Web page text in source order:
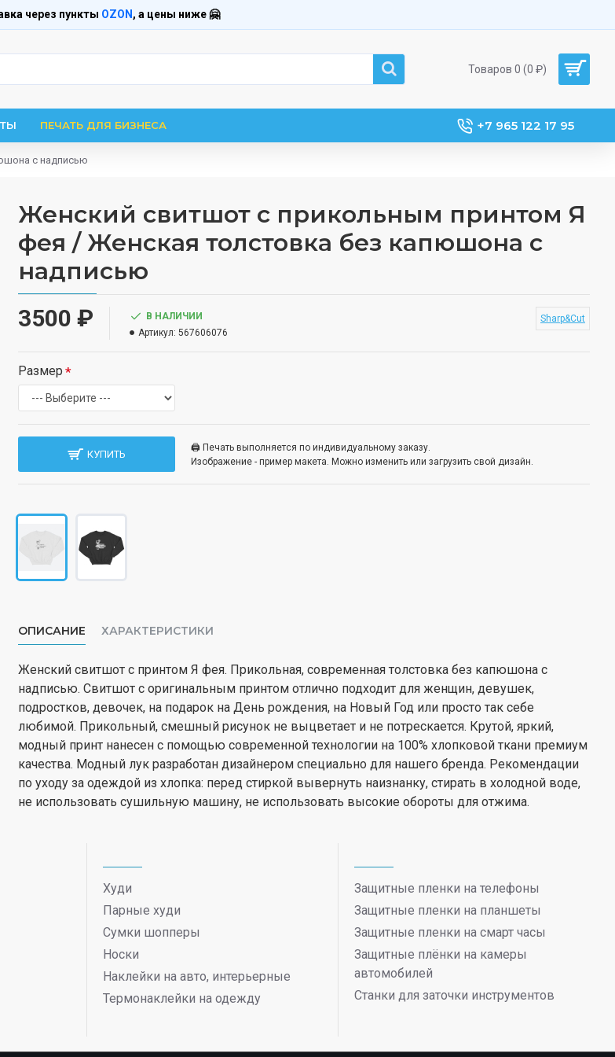
через пункты OZON , а цены ниже 🤗
Товаров 0 (0 ₽)
ПЕЧАТЬ ДЛЯ БИЗНЕСА +7 965 122 17 95
с надписью
Женский свитшот с прикольным принтом Я
фея / Женская толстовка без капюшона с
надписью
3500 ₽
В НАЛИЧИИ
Артикул: 567606076
Sharp&Cut
Размер
КУПИТЬ
🖨️ Печать выполняется по индивидуальному заказу.
Изображение - пример макета. Можно изменить или загрузить свой дизайн.
ОПИСАНИЕ ХАРАКТЕРИСТИКИ
Женский свитшот с принтом Я фея. Прикольная, современная толстовка без капюшона с
надписью. Свитшот с оригинальным принтом отлично подходит для женщин, девушек,
подростков, девочек, на подарок на День рождения, на Новый Год или просто так себе
любимой. Прикольный, смешный рисунок не выцветает и не потрескается. Крутой, яркий,
модный принт нанесен с помощью современной технологии на 100% хлопковой ткани премиум
качества. Модный лук разработан дизайнером специально для нашего бренда. Рекомендации
по уходу за одеждой из хлопка: перед стиркой вывернуть наизнанку, стирать в холодной воде,
не использовать сушильную машину, не использовать высокие обороты для отжима.
Худи
Парные худи
Сумки шопперы
Носки
Наклейки на авто, интерьерные
Термонаклейки на одежду
Защитные пленки на телефоны
Защитные пленки на планшеты
Защитные пленки на смарт часы
Защитные плёнки на камеры
автомобилей
Станки для заточки инструментов